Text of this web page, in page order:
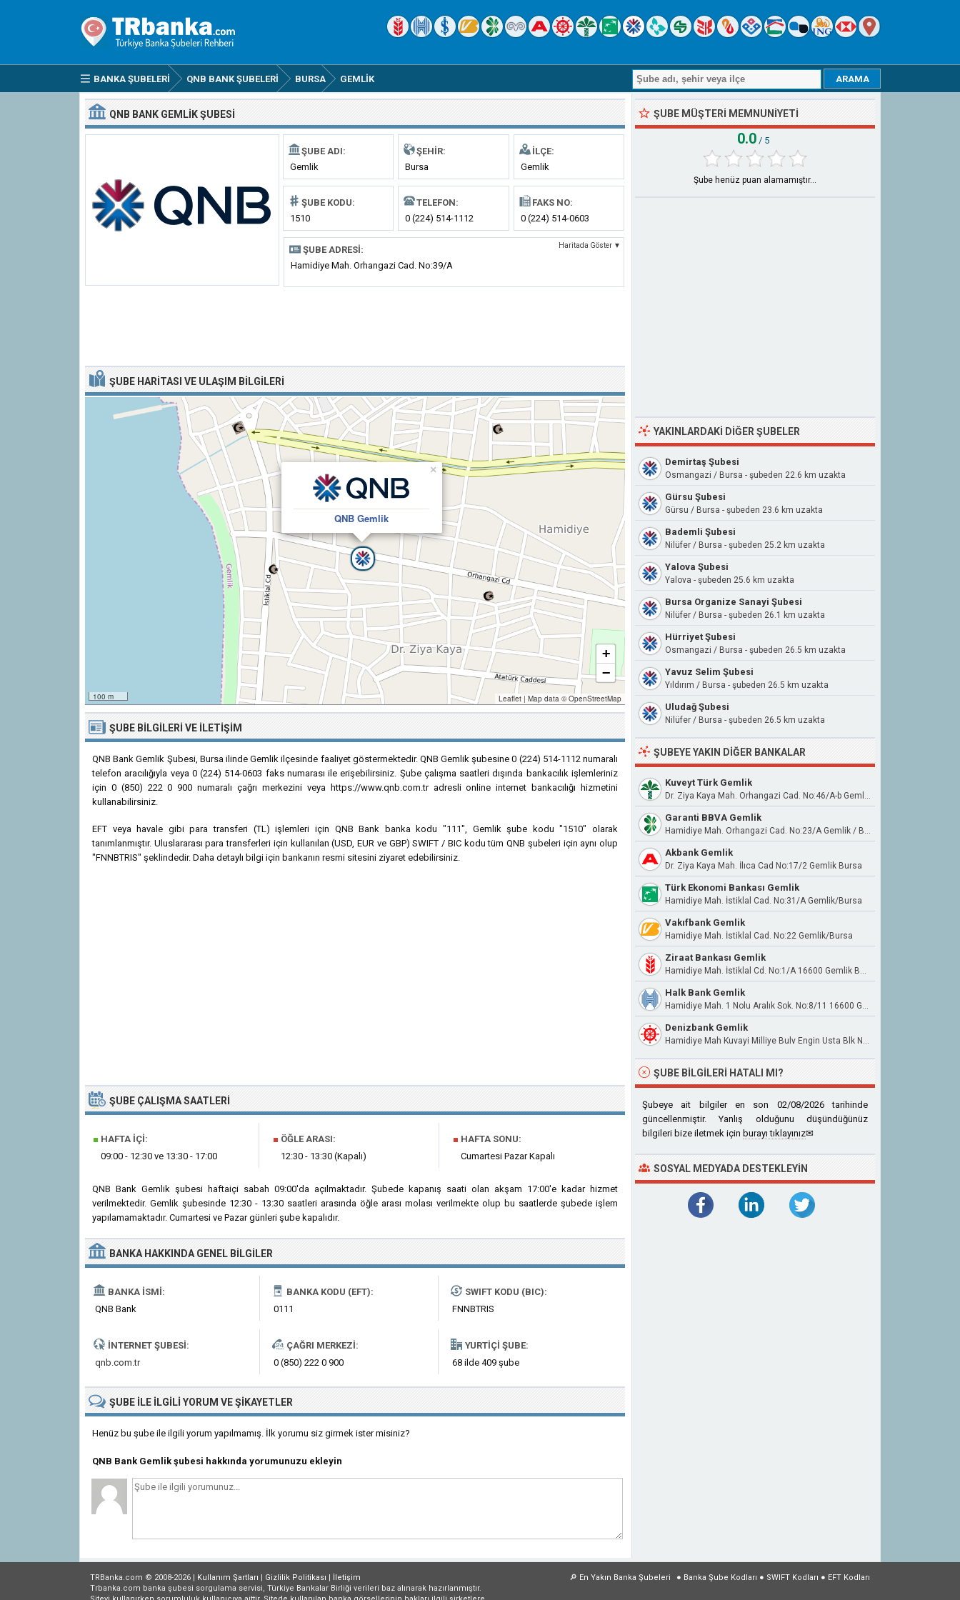
BANKA ŞUBELERI QNB BANK ŞUBELERI BURSA GEMLIK
QNB BANK GEMLIK ŞUBESI
ŞUBE ADI:
Gemlik
ŞEHIR:
Bursa
İLÇE:
Gemlik
ŞUBE KODU:
1510
TELEFON:
0 (224) 514-1112
FAKS NO:
0 (224) 514-0603
ŞUBE ADRESI: Haritada Göster ▼
Hamidiye Mah. Orhangazi Cad. No:39/A
ŞUBE HARITASI VE ULAŞIM BILGILERI
QNB Gemlik
×
100 m
+
−
Leaflet | Map data ©OpenStreetMap
ŞUBE BILGILERI VE İLETIŞIM
QNB Bank Gemlik Şubesi, Bursa ilinde Gemlik ilçesinde faaliyet göstermektedir. QNB Gemlik şubesine 0 (224) 514-1112 numaralı
telefon aracılığıyla veya 0 (224) 514-0603 faks numarası ile erişebilirsiniz. Şube çalışma saatleri dışında bankacılık işlemleriniz
için 0 (850) 222 0 900 numaralı çağrı merkezini veya https://www.qnb.com.tr adresli online internet bankacılığı hizmetini
kullanabilirsiniz.
EFT veya havale gibi para transferi (TL) işlemleri için QNB Bank banka kodu "111", Gemlik şube kodu "1510" olarak
tanımlanmıştır. Uluslararası para transferleri için kullanılan (USD, EUR ve GBP) SWIFT / BIC kodu tüm QNB şubeleri için aynı olup
"FNNBTRIS" şeklindedir. Daha detaylı bilgi için bankanın resmi sitesini ziyaret edebilirsiniz.
ŞUBE ÇALIŞMA SAATLERI
■ HAFTA İÇI:
09:00 - 12:30 ve 13:30 - 17:00
■ ÖĞLE ARASI:
12:30 - 13:30 (Kapalı)
■ HAFTA SONU:
Cumartesi Pazar Kapalı
QNB Bank Gemlik şubesi haftaiçi sabah 09:00'da açılmaktadır. Şubede kapanış saati olan akşam 17:00'e kadar hizmet
verilmektedir. Gemlik şubesinde 12:30 - 13:30 saatleri arasında öğle arası molası verilmekte olup bu saatlerde şubede işlem
yapılamamaktadır. Cumartesi ve Pazar günleri şube kapalıdır.
BANKA HAKKINDA GENEL BILGILER
BANKA İSMI:
QNB Bank
BANKA KODU (EFT):
0111
SWIFT KODU (BIC):
FNNBTRIS
İNTERNET ŞUBESI:
qnb.com.tr
ÇAĞRI MERKEZI:
0 (850) 222 0 900
YURTIÇI ŞUBE:
68 ilde 409 şube
ŞUBE ILE İLGILIYORUM VE ŞIKAYETLER
Henüz bu şube ile ilgili yorum yapılmamış. İlk yorumu siz girmek ister misiniz?
QNB Bank Gemlik şubesi hakkında yorumunuzu ekleyin
ŞUBE MÜŞTERI MEMNUNIYETI
0.0 / 5
Şube henüz puan alamamıştır...
YAKINLARDAKI DIĞER ŞUBELER
Demirtaş Şubesi
Osmangazi / Bursa - şubeden 22.6 km uzakta
Gürsu Şubesi
Gürsu / Bursa - şubeden 23.6 km uzakta
Bademli Şubesi
Nilüfer / Bursa - şubeden 25.2 km uzakta
Yalova Şubesi
Yalova - şubeden 25.6 km uzakta
Bursa Organize Sanayi Şubesi
Nilüfer / Bursa - şubeden 26.1 km uzakta
Hürriyet Şubesi
Osmangazi / Bursa - şubeden 26.5 km uzakta
Yavuz Selim Şubesi
Yıldırım / Bursa - şubeden 26.5 km uzakta
Uludağ Şubesi
Nilüfer / Bursa - şubeden 26.5 km uzakta
ŞUBEYE YAKIN DIĞER BANKALAR
Kuveyt Türk Gemlik
Dr. Ziya Kaya Mah. Orhangazi Cad. No:46/A-b Gemlik/Bursa
Garanti BBVA Gemlik
Hamidiye Mah. Orhangazi Cad. No:23/A Gemlik / Bursa
Akbank Gemlik
Dr. Ziya Kaya Mah. İlıca Cad No:17/2 Gemlik Bursa
Türk Ekonomi Bankası Gemlik
Hamidiye Mah. İstiklal Cad. No:31/A Gemlik/Bursa
Vakıfbank Gemlik
Hamidiye Mah. İstiklal Cad. No:22 Gemlik/Bursa
Ziraat Bankası Gemlik
Hamidiye Mah. İstiklal Cd. No:1/A 16600 Gemlik Bursa
Halk Bank Gemlik
Hamidiye Mah. 1 Nolu Aralık Sok. No:8/11 16600 Gemlik
Denizbank Gemlik
Hamidiye Mah Kuvayi Milliye Bulv Engin Usta Blk No:10 İç Kapı No:1 Gemlik Bursa
ŞUBE BILGILERI HATALI MI?
Şubeye ait bilgiler en son 02/08/2026 tarihinde
güncellenmiştir. Yanlış olduğunu düşündüğünüz
bilgileri bize iletmek için burayı tıklayınız✉
SOSYAL MEDYADA DESTEKLEYIN
● Banka Şube Kodları ● SWIFT Kodları ● EFT Kodları
🔎 En Yakın Banka Şubeleri
TRBanka.com © 2008-2026 | Kullanım Şartları | Gizlilik Politikası | İletişim
Trbanka.com banka şubesi sorgulama servisi, Türkiye Bankalar Birliği verileri baz alınarak hazırlanmıştır.